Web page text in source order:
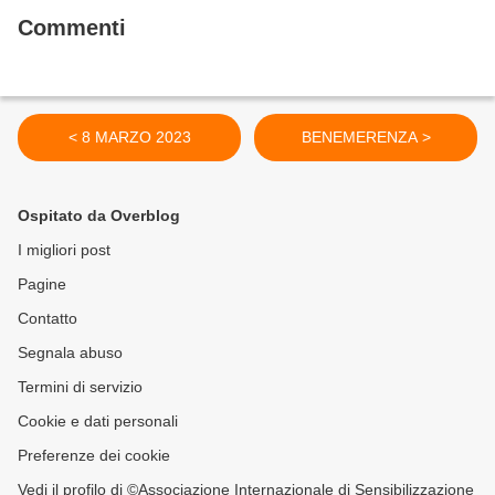
Commenti
< 8 MARZO 2023 BENEMERENZA >
Ospitato da Overblog
I migliori post
Pagine
Contatto
Segnala abuso
Termini di servizio
Cookie e dati personali
Preferenze dei cookie
Vedi il profilo di ©Associazione Internazionale di Sensibilizzazione